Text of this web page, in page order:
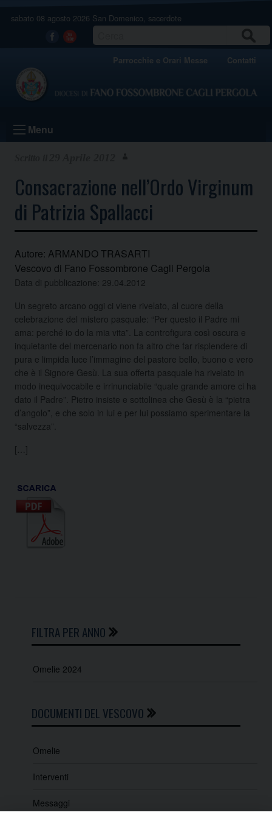
sabato 08 agosto 2026 San Domenico, sacerdote
Facebook
Youtube
Parrocchie e Orari Messe Contatti
Menu
Consacrazione nell’Ordo Virginum
di Patrizia Spallacci
Autore: ARMANDO TRASARTI
Vescovo di Fano Fossombrone Cagli Pergola
Data di pubblicazione: 29.04.2012
Un segreto arcano oggi ci viene rivelato, al cuore della
celebrazione del mistero pasquale: “Per questo il Padre mi
ama: perché io do la mia vita”. La controfigura così oscura e
inquietante del mercenario non fa altro che far risplendere di
pura e limpida luce l’immagine del pastore bello, buono e vero
che è il Signore Gesù. La sua offerta pasquale ha rivelato in
modo inequivocabile e irrinunciabile “quale grande amore ci ha
dato il Padre”. Pietro insiste e sottolinea che Gesù è la “pietra
d’angolo”, e che solo in lui e per lui possiamo sperimentare la
“salvezza”.
[…]
FILTRA PER ANNO
Omelie 2024
DOCUMENTI DEL VESCOVO
Omelie
Interventi
Messaggi